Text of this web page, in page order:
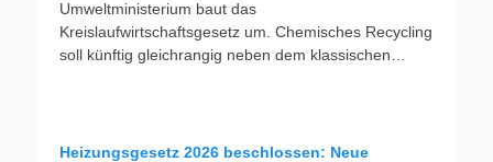
Zwischenziel von 84 Gigawatt zum Jahresende ist
außer Reichweite. Allerdings wächst auch der
Umweltministerium baut das
Kreislaufwirtschaftsgesetz um. Chemisches Recycling
soll künftig gleichrangig neben dem klassischen
Kreislaufwirtschaftsgesetzes (KrWG) in die Anhörung
Heizungsgesetz 2026 beschlossen: Neue